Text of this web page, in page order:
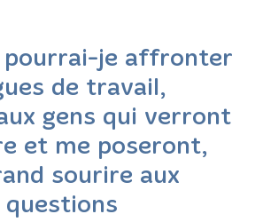
pourrai-je affronter
de travail,
gens qui verront
et me poseront,
sourire aux
questions